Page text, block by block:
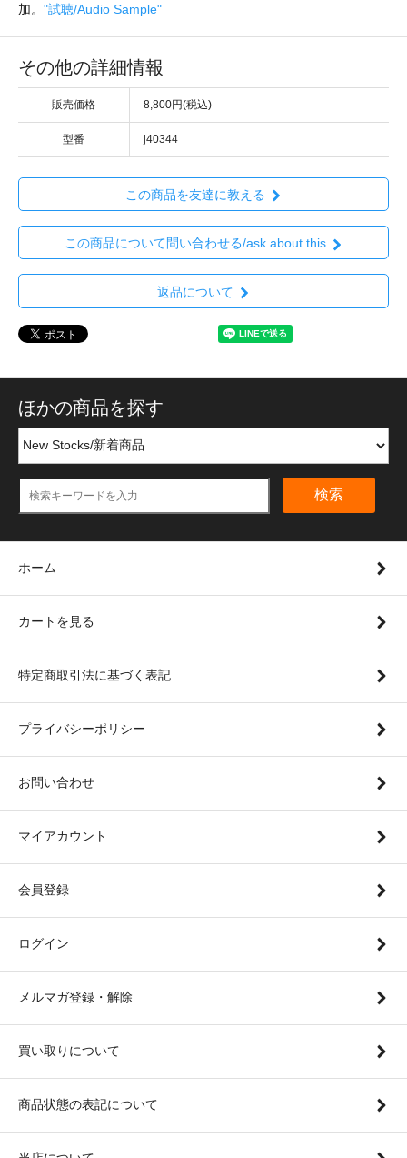
加。 "試聴/Audio Sample"
その他の詳細情報
販売価格 8,800円(税込)
型番 j40344
この商品を友達に教える
この商品について問い合わせる/ask about this
返品について
ほかの商品を探す
検索
ホーム
カートを見る
特定商取引法に基づく表記
プライバシーポリシー
お問い合わせ
マイアカウント
会員登録
ログイン
メルマガ登録・解除
買い取りについて
商品状態の表記について